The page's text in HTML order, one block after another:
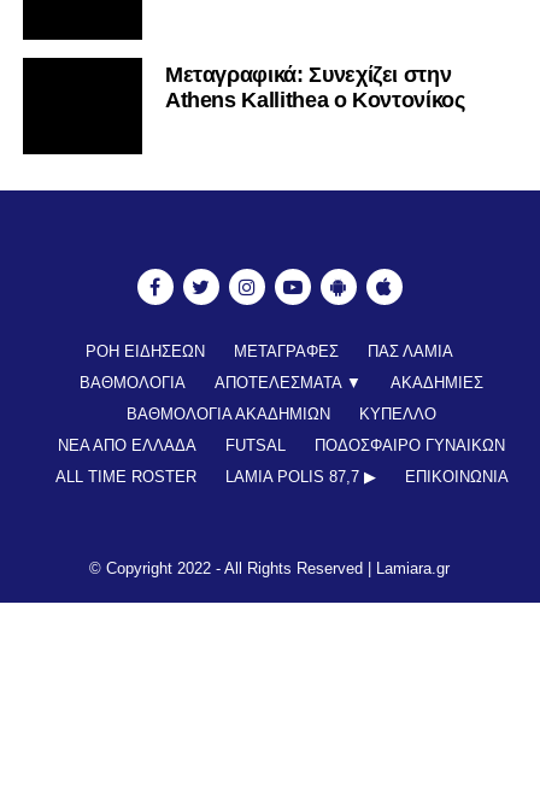
Mεταγραφικά: Συνεχίζει στην
Athens Kallithea ο Κοντονίκος
ΡΟΗ ΕΙΔΗΣΕΩΝ ΜΕΤΑΓΡΑΦΕΣ
ΠΑΣ ΛΑΜΙΑ
ΒΑΘΜΟΛΟΓΙΑ
ΑΠΟΤΕΛΕΣΜΑΤΑ ▼
ΑΚΑΔΗΜΙΕΣ
ΒΑΘΜΟΛΟΓΙΑ ΑΚΑΔΗΜΙΩΝ
ΚΥΠΕΛΛΟ
ΝΕΑ ΑΠΟ ΕΛΛΑΔΑ
FUTSAL
ΠΟΔΟΣΦΑΙΡΟ ΓΥΝΑΙΚΩΝ
ALL TIME ROSTER
LAMIA POLIS 87,7 ▶︎ ΕΠΙΚΟΙΝΩΝΊΑ
© Copyright 2022 - All Rights Reserved | Lamiara.gr